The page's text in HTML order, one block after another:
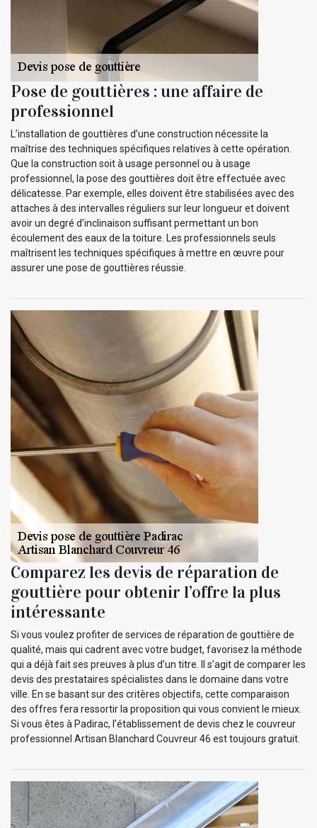
Pose de gouttières : une affaire de
professionnel
L’installation de gouttières d’une construction nécessite la
maîtrise des techniques spécifiques relatives à cette opération.
Que la construction soit à usage personnel ou à usage
professionnel, la pose des gouttières doit être effectuée avec
délicatesse. Par exemple, elles doivent être stabilisées avec des
attaches à des intervalles réguliers sur leur longueur et doivent
avoir un degré d’inclinaison suffisant permettant un bon
écoulement des eaux de la toiture. Les professionnels seuls
maîtrisent les techniques spécifiques à mettre en œuvre pour
assurer une pose de gouttières réussie.
Comparez les devis de réparation de
gouttière pour obtenir l’offre la plus
intéressante
Si vous voulez profiter de services de réparation de gouttière de
qualité, mais qui cadrent avec votre budget, favorisez la méthode
qui a déjà fait ses preuves à plus d’un titre. Il s’agit de comparer les
devis des prestataires spécialistes dans le domaine dans votre
ville. En se basant sur des critères objectifs, cette comparaison
des offres fera ressortir la proposition qui vous convient le mieux.
Si vous êtes à Padirac, l’établissement de devis chez le couvreur
professionnel Artisan Blanchard Couvreur 46 est toujours gratuit.